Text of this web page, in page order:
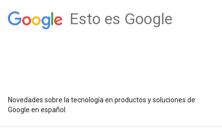
Esto es Google
Novedades sobre la tecnología en productos y soluciones de
Google en español.